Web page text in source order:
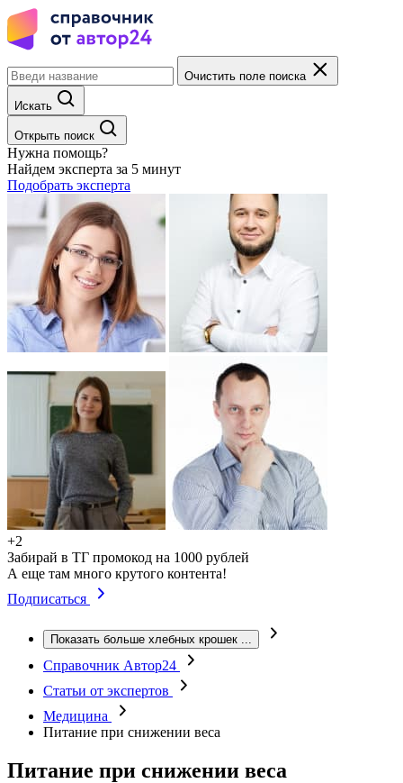
Очистить поле поиска
Искать
Открыть поиск
Нужна помощь?
Найдем эксперта за 5 минут
Подобрать эксперта
+2
Забирай в ТГ промокод на 1000 рублей
А еще там много крутого контента!
Подписаться
Показать больше хлебных крошек ...
Справочник Автор24
Статьи от экспертов
Медицина
Питание при снижении веса
Питание при снижении веса